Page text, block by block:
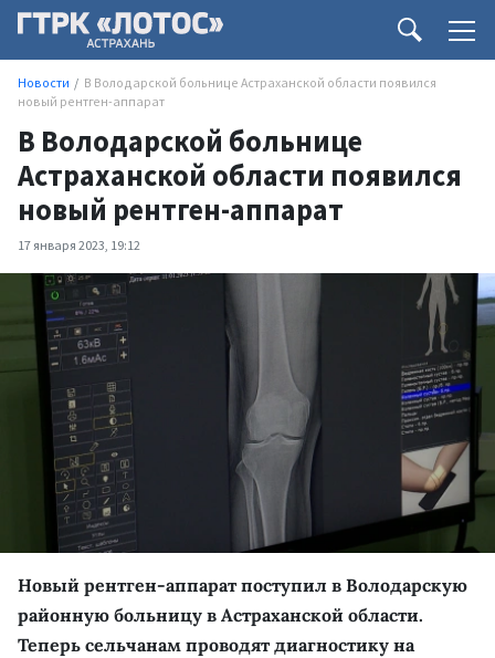
Новости
В Володарской больнице Астраханской области появился
новый рентген-аппарат
В Володарской больнице
Астраханской области появился
новый рентген-аппарат
17 января 2023, 19:12
Новый рентген-аппарат поступил в Володарскую
районную больницу в Астраханской области.
Теперь сельчанам проводят диагностику на